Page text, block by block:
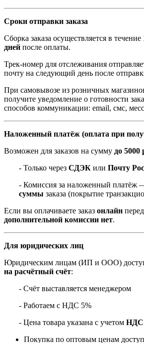
Сроки отправки заказа
Сборка заказа осуществляется в течение
дней после оплаты.
Трек-номер для отслеживания
почту на следующий день после
При самовывозе из розничных
получите уведомление о готовности
способов коммуникации: email, смс,
Наложенный платёж (оплата при
Возможен для заказов на сумму до 5000
- Только через СДЭК или Почту
- Комиссия за наложенный платёж
суммы заказа (покрытие
Если вы оплачиваете заказ онлайн
дополнительной комиссии нет.
Для юридических лиц
Юридическим лицам (ИП и ООО)
на расчётный счёт:
- Счёт выставляется менеджером
- Работаем с НДС 5%
- Цена товара указана с учетом НДС
Покупка по оптовым ценам